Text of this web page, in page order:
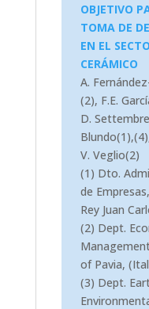
OBJETIVO
TOMA DE
EN EL
CERÁMICO
A.
(2), F.E.
D.
V. Veglio(2)
(1) Dto.
de
Rey Juan
(2) Dept.
of Pavia,
(3) Dept.